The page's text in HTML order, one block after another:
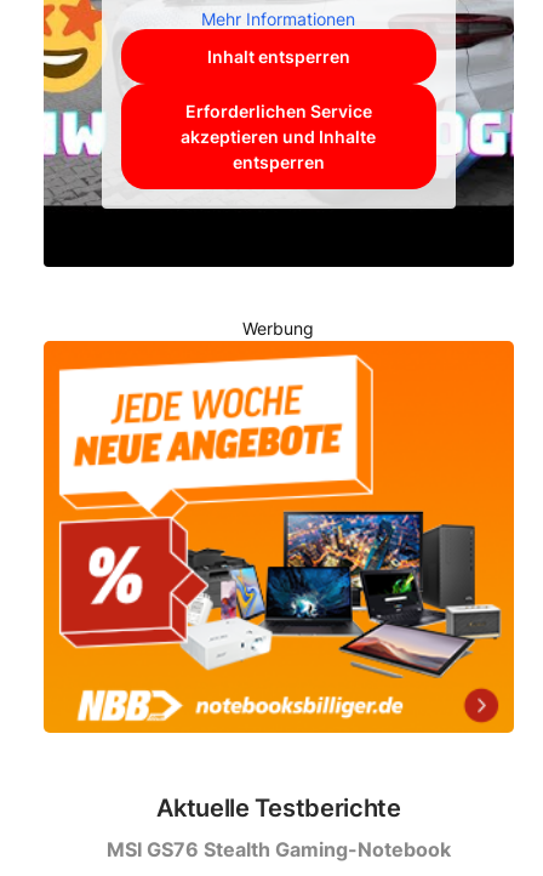
Mehr Informationen
Inhalt entsperren
Erforderlichen Service
akzeptieren und Inhalte
entsperren
Werbung
Aktuelle Testberichte
MSI GS76 Stealth Gaming-Notebook